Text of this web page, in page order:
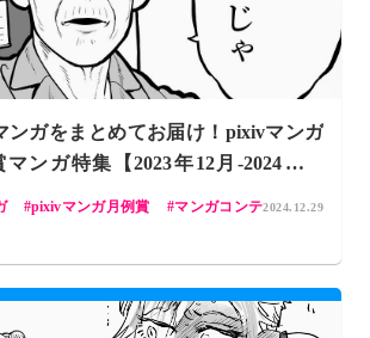
ンガをまとめてお届け！pixivマンガ
ンガ特集【2023年12月-2024年11
pixivマンガ月例賞
マンガコンテ2024.12.29